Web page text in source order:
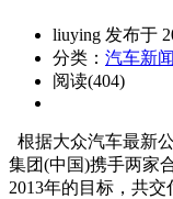
liuying 发布于
分类： 汽车新闻
阅读(404)
根据大众汽车最新
集团(中国)携手两家
2013年的目标，共交